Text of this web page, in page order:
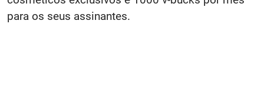
para os seus assinantes.